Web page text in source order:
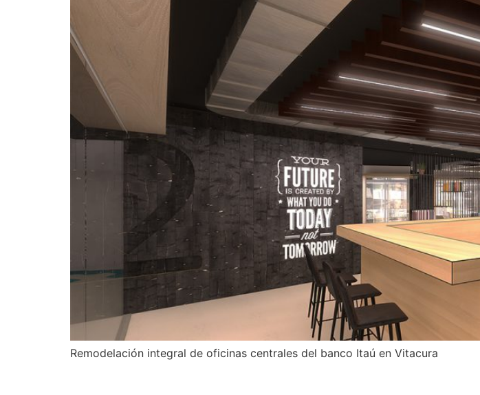
Remodelación integral de oficinas centrales del banco Itaú en Vitacura